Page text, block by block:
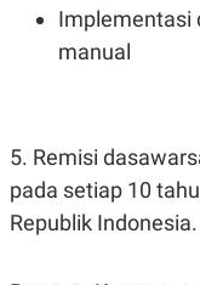
Implementasi
manual
5. Remisi
pada setiap 10
Republik Indonesia.